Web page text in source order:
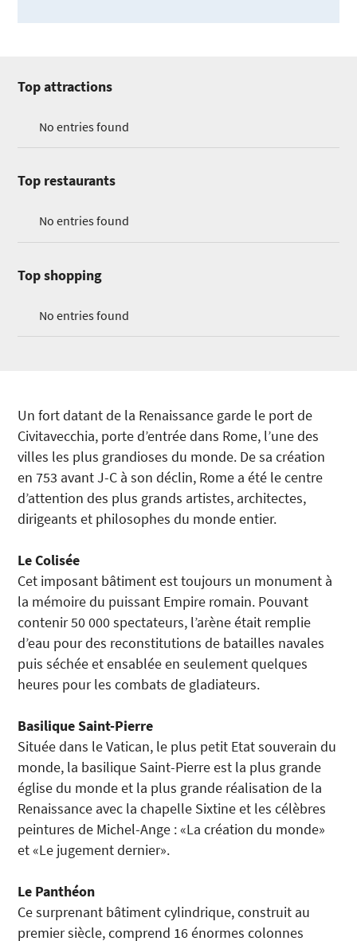
Top attractions
No entries found
Top restaurants
No entries found
Top shopping
No entries found
Un fort datant de la Renaissance garde le port de
Civitavecchia, porte d’entrée dans Rome, l’une des
villes les plus grandioses du monde. De sa création
en 753 avant J-C à son déclin, Rome a été le centre
d’attention des plus grands artistes, architectes,
dirigeants et philosophes du monde entier.
Le Colisée
Cet imposant bâtiment est toujours un monument à
la mémoire du puissant Empire romain. Pouvant
contenir 50 000 spectateurs, l’arène était remplie
d’eau pour des reconstitutions de batailles navales
puis séchée et ensablée en seulement quelques
heures pour les combats de gladiateurs.
Basilique Saint-Pierre
Située dans le Vatican, le plus petit Etat souverain du
monde, la basilique Saint-Pierre est la plus grande
église du monde et la plus grande réalisation de la
Renaissance avec la chapelle Sixtine et les célèbres
peintures de Michel-Ange : «La création du monde»
et «Le jugement dernier».
Le Panthéon
Ce surprenant bâtiment cylindrique, construit au
premier siècle, comprend 16 énormes colonnes